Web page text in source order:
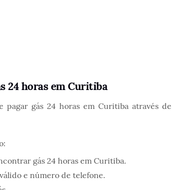
24 horas em Curitiba
gás 24 horas em Curitiba através de
gás 24 horas em Curitiba.
e número de telefone.